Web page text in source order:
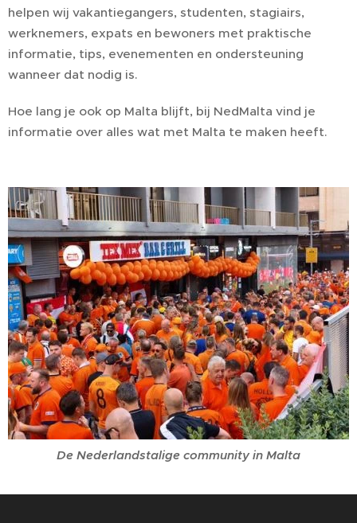
helpen wij vakantiegangers, studenten, stagiairs,
werknemers, expats en bewoners met praktische
informatie, tips, evenementen en ondersteuning
wanneer dat nodig is.
Hoe lang je ook op Malta blijft, bij NedMalta vind je
informatie over alles wat met Malta te maken heeft.
De Nederlandstalige community in Malta